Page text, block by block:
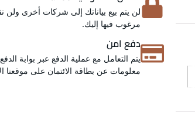
لن يتم بيع بياناتك إلى شركات أخرى ولن
مرغوب فيها إليك.
دفع امن
يتم التعامل مع عملية الدفع عبر بوابة
معلومات عن بطاقة الائتمان على موقعنا